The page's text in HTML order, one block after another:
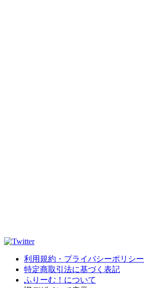
利用規約・プライバシーポリシー
特定商取引法に基づく表記
ふりーむ！について